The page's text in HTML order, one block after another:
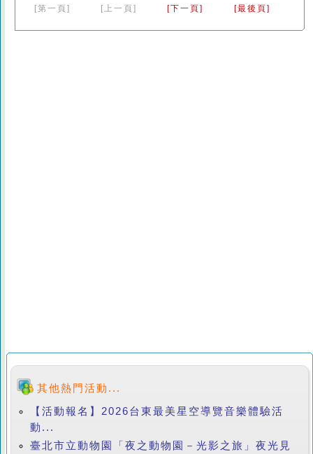
[第一頁] [上一頁] [下一頁] [最後頁]
其他熱門活動...
【活動報名】2026台東最美星空導覽音樂體驗活
動...
臺北市立動物園「夜之動物園－光影之旅」夜光見